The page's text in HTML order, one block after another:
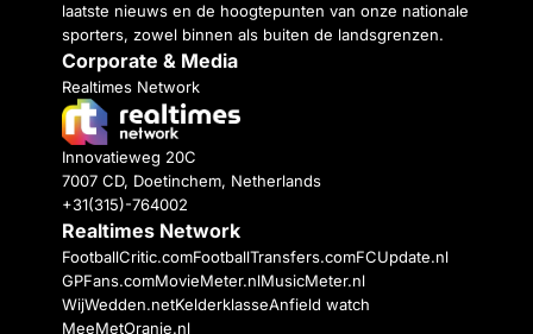
laatste nieuws en de hoogtepunten van onze nationale
sporters, zowel binnen als buiten de landsgrenzen.
Corporate & Media
Realtimes Network
Innovatieweg 20C
7007 CD, Doetinchem, Netherlands
+31(315)-764002
Realtimes Network
FootballCritic.comFootballTransfers.comFCUpdate.nl
GPFans.comMovieMeter.nlMusicMeter.nl
WijWedden.netKelderklasseAnfield watch
MeeMetOranje.nl